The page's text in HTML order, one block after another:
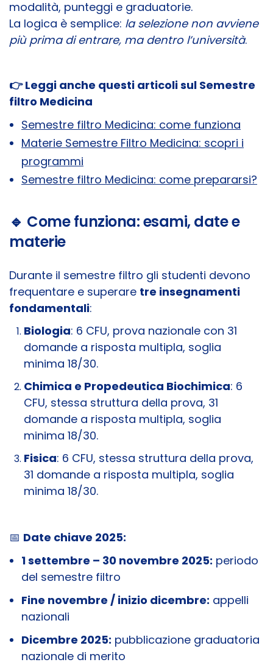
modalità, punteggi e graduatorie.
La logica è semplice: la selezione non avviene
più prima di entrare, ma dentro l’università.
👉Leggi anche questi articoli sul Semestre
filtro Medicina
Semestre filtro Medicina: come funziona
Materie Semestre Filtro Medicina: scopri i
programmi
Semestre filtro Medicina: come prepararsi?
🔹 Come funziona: esami, date e
materie
Durante il semestre filtro gli studenti devono
frequentare e superare tre insegnamenti
fondamentali:
Biologia: 6 CFU, prova nazionale con 31
domande a risposta multipla, soglia
minima 18/30.
Chimica e Propedeutica Biochimica: 6
CFU, stessa struttura della prova, 31
domande a risposta multipla, soglia
minima 18/30.
Fisica: 6 CFU, stessa struttura della prova,
31 domande a risposta multipla, soglia
minima 18/30.
📅 Date chiave 2025:
1 settembre – 30 novembre 2025: periodo
del semestre filtro
Fine novembre / inizio dicembre: appelli
nazionali
Dicembre 2025: pubblicazione graduatoria
nazionale di merito